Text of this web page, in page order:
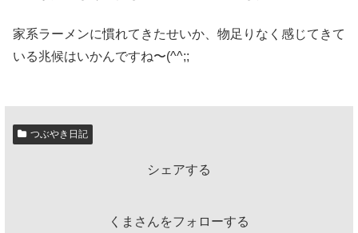
家系ラーメンに慣れてきたせいか、物足りなく感じてきて
いる兆候はいかんですね〜(^^;;
つぶやき日記
シェアする
くまさんをフォローする